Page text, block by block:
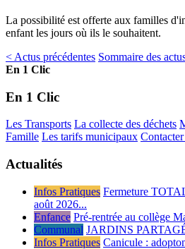
La possibilité est offerte aux familles
enfant les jours où ils le souhaitent.
< Actus précédentes Sommaire des
En 1 Clic
En 1 Clic
Les Transports La collecte des déchets
Famille Les tarifs municipaux
Actualités
Infos Pratiques Fermeture
août 2026...
Enfance Pré-rentrée au collège
Communal JARDINS
Infos Pratiques Canicule :